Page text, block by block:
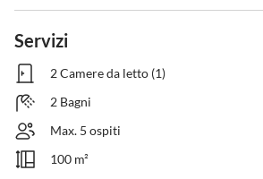
Servizi
2 Camere da letto (1)
2 Bagni
Max. 5 ospiti
100 m²